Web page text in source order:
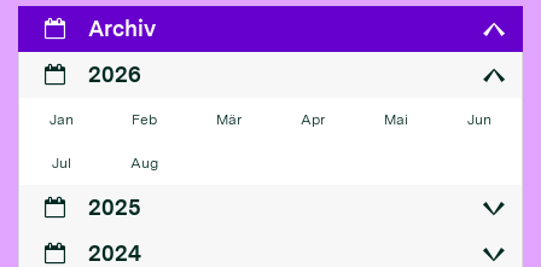
Archiv
2026
Jan Feb Mär Apr Mai Jun
Jul Aug
2025
2024